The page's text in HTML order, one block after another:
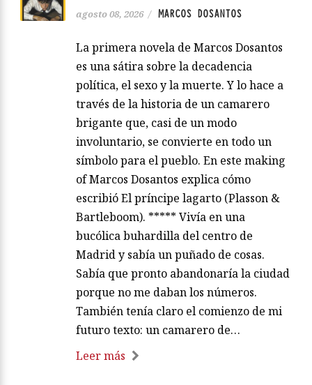
agosto 08, 2026 / MARCOS DOSANTOS
La primera novela de Marcos Dosantos
es una sátira sobre la decadencia
política, el sexo y la muerte. Y lo hace a
través de la historia de un camarero
brigante que, casi de un modo
involuntario, se convierte en todo un
símbolo para el pueblo. En este making
of Marcos Dosantos explica cómo
escribió El príncipe lagarto (Plasson &
Bartleboom). ***** Vivía en una
bucólica buhardilla del centro de
Madrid y sabía un puñado de cosas.
Sabía que pronto abandonaría la ciudad
porque no me daban los números.
También tenía claro el comienzo de mi
futuro texto: un camarero de…
Leer más